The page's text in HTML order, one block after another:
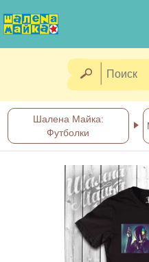
(067) 011 0404
г.Днепр, ул.
Отправка
Шалена Майка:
Футболки